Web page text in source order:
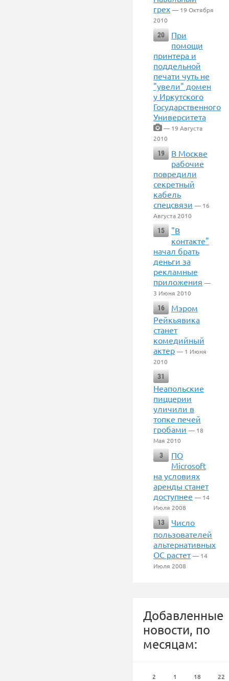
грех — 19 Октября
2010
20
При
помощи
принтера и
поддельной
печати чуть не
"увели" домен
у Иркутского
Государственного
Университета
— 19 Августа
2010
19
В Москве
рабочие
повредили
секретный
кабель
спецсвязи — 16
Августа 2010
15
"В
контакте"
начал брать
деньги за
рекламные
приложения —
3 Июня 2010
16
Мэром
Рейкьявика
станет
комедийный
актер — 1 Июня
2010
31
Неапольские
пиццерии
уличили в
топке печей
гробами — 18
Мая 2010
3
ПО
Microsoft
на условиях
аренды станет
доступнее — 14
Июля 2008
13
Число
пользователей
альтернативных
ОС растет — 14
Июля 2008
Добавленные
новости, по
месяцам:
2 1 18 22